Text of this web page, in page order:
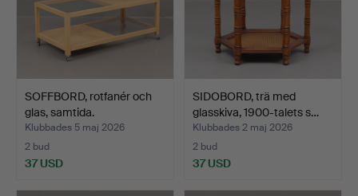
SOFFBORD, rotfanér och
glas, samtida.
Klubbades 5 maj 2026
2 bud
37 USD
SIDOBORD, trä med
glasskiva, 1900-talets s…
Klubbades 2 maj 2026
2 bud
37 USD